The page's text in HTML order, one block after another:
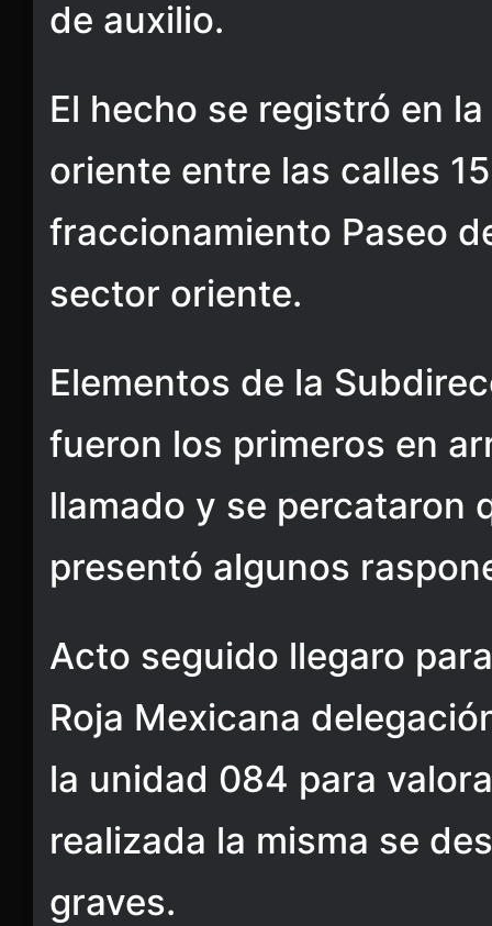
de auxilio.
El hecho se registró en
oriente entre las calles
fraccionamiento Paseo
sector oriente.
Elementos de la
fueron los primeros en
llamado y se percataron
presentó algunos
Acto seguido llegaro
Roja Mexicana
la unidad 084 para
realizada la misma se
graves.